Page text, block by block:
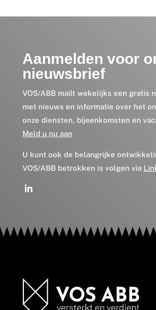
Aanmelden voor
nieuwsbrief
VOS/ABB mailt wekelijks een gratis
met nieuws en informatie over het
onze diensten, bijeenkomsten en
Meld u nu aan
U kunt ook de belangrijke
VOS/ABB betrokken is volgen via